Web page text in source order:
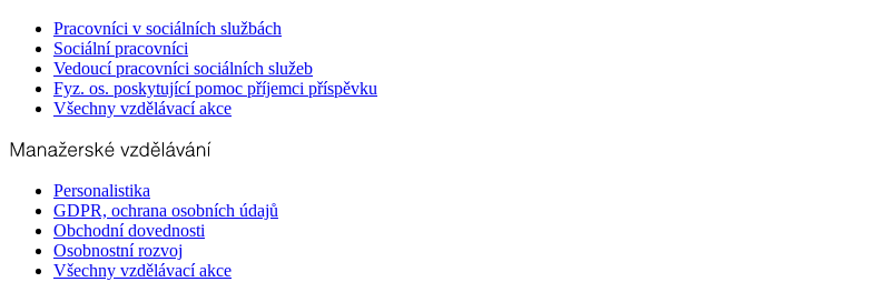
Pracovníci v sociálních službách
Sociální pracovníci
Vedoucí pracovníci sociálních služeb
Fyz. os. poskytující pomoc příjemci příspěvku
Všechny vzdělávací akce
Personalistika
GDPR, ochrana osobních údajů
Obchodní dovednosti
Osobnostní rozvoj
Všechny vzdělávací akce